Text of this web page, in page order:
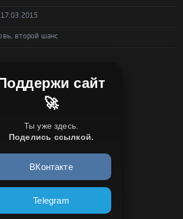
17.03.2015
второй шанс
сайт
🚀
Ты уже здесь.
Поделись ссылкой.
ВКонтакте
Telegram